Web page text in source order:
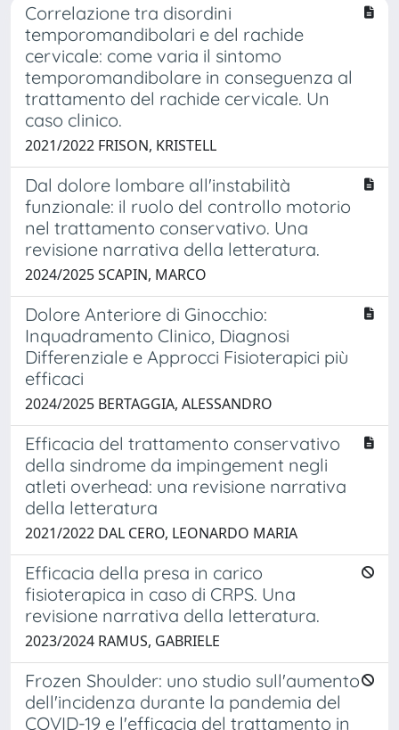
Correlazione tra disordini
temporomandibolari e del rachide
cervicale: come varia il sintomo
temporomandibolare in conseguenza al
trattamento del rachide cervicale. Un
caso clinico.
2021/2022 FRISON, KRISTELL
Dal dolore lombare all'instabilità
funzionale: il ruolo del controllo motorio
nel trattamento conservativo. Una
revisione narrativa della letteratura.
2024/2025 SCAPIN, MARCO
Dolore Anteriore di Ginocchio:
Inquadramento Clinico, Diagnosi
Differenziale e Approcci Fisioterapici più
efficaci
2024/2025 BERTAGGIA, ALESSANDRO
Efficacia del trattamento conservativo
della sindrome da impingement negli
atleti overhead: una revisione narrativa
della letteratura
2021/2022 DAL CERO, LEONARDO MARIA
Efficacia della presa in carico
fisioterapica in caso di CRPS. Una
revisione narrativa della letteratura.
2023/2024 RAMUS, GABRIELE
Frozen Shoulder: uno studio sull'aumento
dell'incidenza durante la pandemia del
COVID-19 e l'efficacia del trattamento in